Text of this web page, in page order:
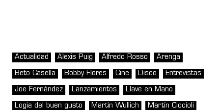
Actualidad Alexis Puig Alfredo Rosso Arenga
Beto Casella Bobby Flores Cine Disco Entrevistas
Joe Fernández Lanzamientos Llave en Mano
Logia del buen gusto Martin Wullich Martín Ciccioli